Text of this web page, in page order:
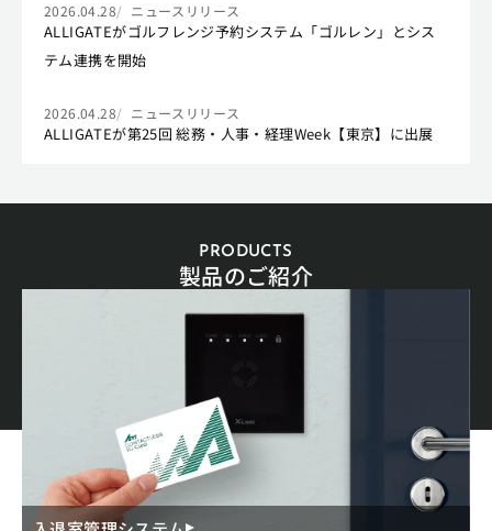
2026.04.28 ニュースリリース
ALLIGATEがゴルフレンジ予約システム「ゴルレン」とシス
テム連携を開始
2026.04.28 ニュースリリース
ALLIGATEが第25回 総務・人事・経理Week【東京】に出展
PRODUCTS
製品のご紹介